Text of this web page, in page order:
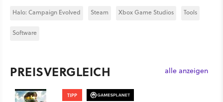
Halo: Campaign Evolved Steam Xbox Game Studios Tools
Software
PREISVERGLEICH alle anzeigen
TIPP